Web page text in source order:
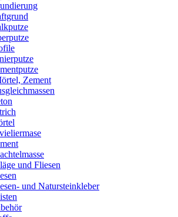
Zement
und Fliesen
und Natursteinkleber